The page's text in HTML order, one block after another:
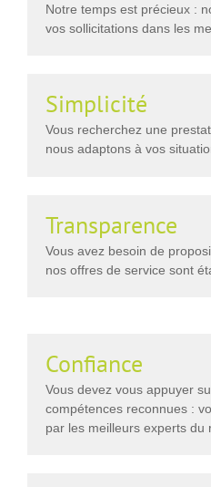
Notre temps est précieux :
vos sollicitations dans les
Simplicité
Vous recherchez une
nous adaptons à vos
Transparence
Vous avez besoin de
nos offres de service sont
Confiance
Vous devez vous appuyer
compétences reconnues :
par les meilleurs experts du